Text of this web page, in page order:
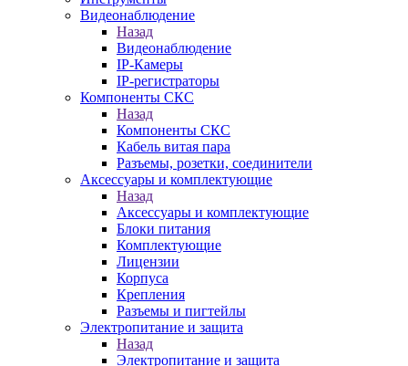
Видеонаблюдение
Назад
Видеонаблюдение
IP-Камеры
IP-регистраторы
Компоненты СКС
Назад
Компоненты СКС
Кабель витая пара
Разъемы, розетки, соединители
Аксессуары и комплектующие
Назад
Аксессуары и комплектующие
Блоки питания
Комплектующие
Лицензии
Корпуса
Крепления
Разъемы и пигтейлы
Электропитание и защита
Назад
Электропитание и защита